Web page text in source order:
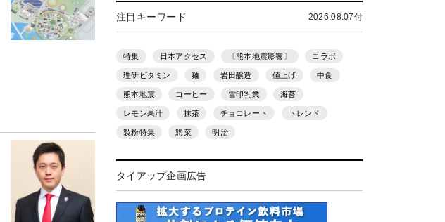
注目キーワード 2026.08.07付
特集 日本アクセス 〔熊本地震影響〕 コラボ
理研ビタミン 麺 岩田醸造 値上げ 中食
熊本地震 コーヒー 雪印乳業 海苔
レモン果汁 抹茶 チョコレート トレンド
製粉特集 惣菜 明治
タイアップ企画広告